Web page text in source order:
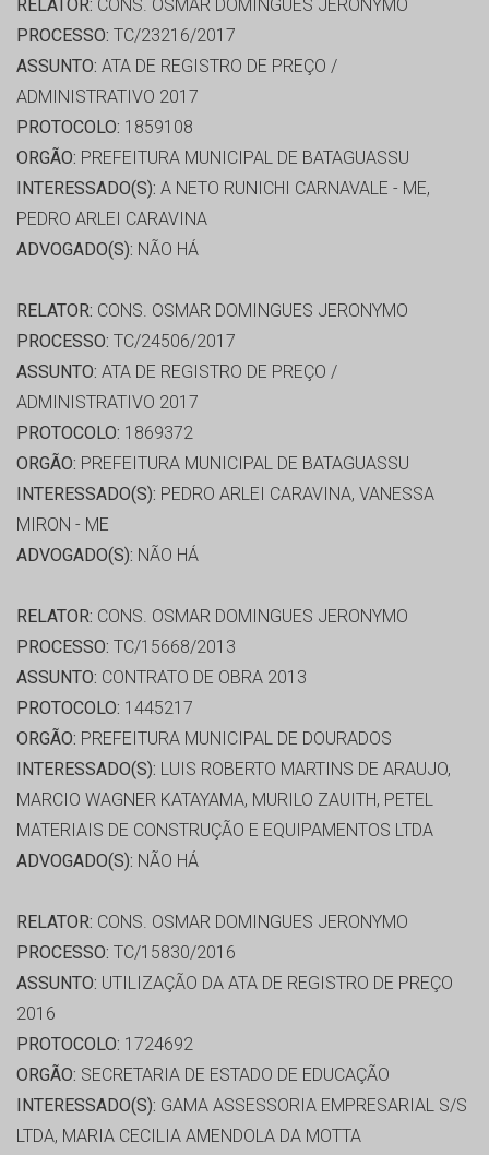
RELATOR: CONS. OSMAR DOMINGUES JERONYMO
PROCESSO: TC/23216/2017
ASSUNTO: ATA DE REGISTRO DE PREÇO /
ADMINISTRATIVO 2017
PROTOCOLO: 1859108
ORGÃO: PREFEITURA MUNICIPAL DE BATAGUASSU
INTERESSADO(S): A NETO RUNICHI CARNAVALE - ME,
PEDRO ARLEI CARAVINA
ADVOGADO(S): NÃO HÁ
RELATOR: CONS. OSMAR DOMINGUES JERONYMO
PROCESSO: TC/24506/2017
ASSUNTO: ATA DE REGISTRO DE PREÇO /
ADMINISTRATIVO 2017
PROTOCOLO: 1869372
ORGÃO: PREFEITURA MUNICIPAL DE BATAGUASSU
INTERESSADO(S): PEDRO ARLEI CARAVINA, VANESSA
MIRON - ME
ADVOGADO(S): NÃO HÁ
RELATOR: CONS. OSMAR DOMINGUES JERONYMO
PROCESSO: TC/15668/2013
ASSUNTO: CONTRATO DE OBRA 2013
PROTOCOLO: 1445217
ORGÃO: PREFEITURA MUNICIPAL DE DOURADOS
INTERESSADO(S): LUIS ROBERTO MARTINS DE ARAUJO,
MARCIO WAGNER KATAYAMA, MURILO ZAUITH, PETEL
MATERIAIS DE CONSTRUÇÃO E EQUIPAMENTOS LTDA
ADVOGADO(S): NÃO HÁ
RELATOR: CONS. OSMAR DOMINGUES JERONYMO
PROCESSO: TC/15830/2016
ASSUNTO: UTILIZAÇÃO DA ATA DE REGISTRO DE PREÇO
2016
PROTOCOLO: 1724692
ORGÃO: SECRETARIA DE ESTADO DE EDUCAÇÃO
INTERESSADO(S): GAMA ASSESSORIA EMPRESARIAL S/S
LTDA, MARIA CECILIA AMENDOLA DA MOTTA